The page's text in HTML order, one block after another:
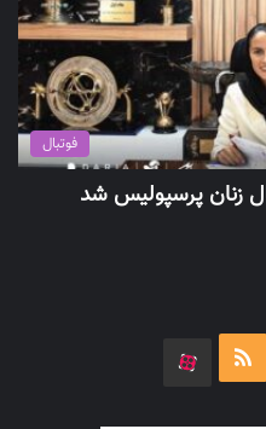
فوتبال
زنان پرسپولیس شد
خوراک